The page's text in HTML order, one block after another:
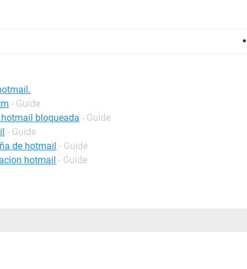
- Guide
bloqueada - Guide
- Guide
de hotmail - Guide
hotmail - Guide